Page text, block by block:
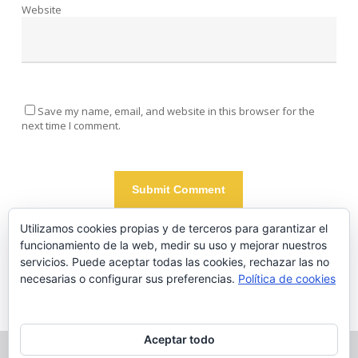
Website
Save my name, email, and website in this browser for the
next time I comment.
Este sitio usa Akismet para reducir el spam.Aprende cómo se
procesan los datos de tus comentarios.
Utilizamos cookies propias y de terceros para garantizar el
funcionamiento de la web, medir su uso y mejorar nuestros
servicios. Puede aceptar todas las cookies, rechazar las no
necesarias o configurar sus preferencias. Política de cookies
Aceptar todo